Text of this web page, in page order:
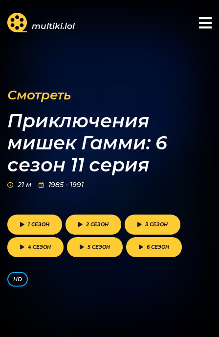
multiki.lol
Смотреть
Приключения
мишек Гамми: 6
сезон 11 серия
21 м 1985 - 1991
HD
1 СЕЗОН 2 СЕЗОН 3 СЕЗОН
4 СЕЗОН 5 СЕЗОН 6 СЕЗОН